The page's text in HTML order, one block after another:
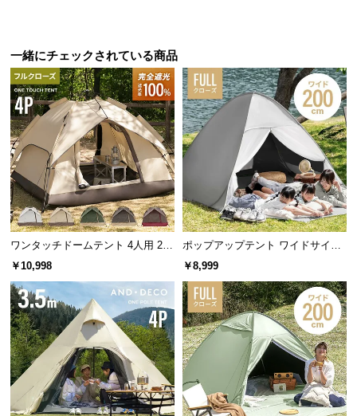
ロ
企
業
情
報
一緒にチェックされている商品
ワンタッチドームテント 4人用 2.1
m ブラックコーティング
￥10,998
ポップアップテント ワイドサイズ
2m
￥8,999